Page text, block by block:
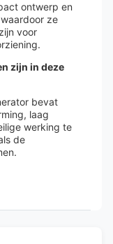
ontwerp en
ze
voor
zijn in deze
bevat
laag
werking te
de